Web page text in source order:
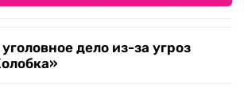
дело из-за угроз